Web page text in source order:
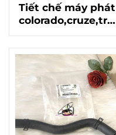
Tiết chế máy phát
colorado,cruze,trai
blazer chính hãng
GM Mã 13582947